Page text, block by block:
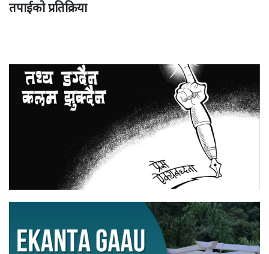
तपाईको प्रतिक्रिया